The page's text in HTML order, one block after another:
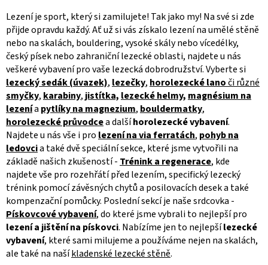
a
c
í
p
r
v
k
y
v
ý
p
i
s
u
v
á
n
í
Lezení je sport, který si zamilujete! Tak jako my! Na své si zde
přijde opravdu každý. Ať už si vás získalo lezení na umělé stěně
nebo na skalách, bouldering, vysoké skály nebo vícedélky,
český písek nebo zahraniční lezecké oblasti, najdete u nás
veškeré vybavení pro vaše lezecká dobrodružství. Vyberte si
lezeckýsedák(úvazek), lezečky, horolezeckélanoči různé
smyčky, karabiny, jistítka, lezecké helmy, magnésium na
lezenía pytlíky na magnezium, bouldermatky,
horolezecké průvodcea dalšíhorolezecké vybavení.
Najdete u nás vše i pro lezení na via ferratách, pohyb na
ledovcia také dvě speciální sekce, které jsme vytvořili na
základě našich zkušeností - Trénink a regenerace, kde
najdete vše pro rozehřátí před lezením, specifický lezecký
trénink pomocí závěsných chytů a posilovacích desek a také
kompenzační pomůcky. Poslední sekcí je naše srdcovka -
Pískovcové vybavení, do které jsme vybrali to nejlepší pro
lezení a jištění na pískovci. Nabízíme jen to nejlepšílezecké
vybavení, které sami milujeme a používáme nejen na skalách,
ale také na našíkladenské lezecké stěně.